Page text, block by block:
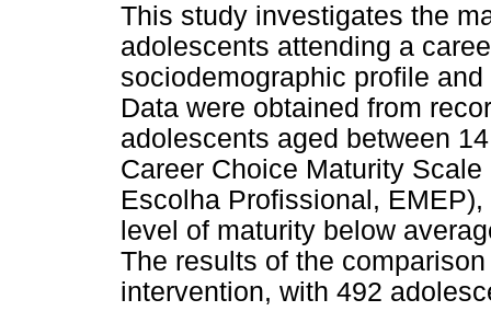
This study investigates the
adolescents attending a
sociodemographic profile
Data were obtained from
adolescents aged between
Career Choice Maturity
Escolha Profissional,
level of maturity below
The results of the
intervention, with 492